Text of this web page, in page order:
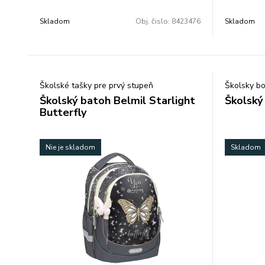
Skladom Obj. čislo: 8423476
guličkové
farebné
Skladom
Školské tašky pre prvý stupeň
Školský batoh Belmil Starlight
Butterfly
Nie je skladom
Školsky
Skladom